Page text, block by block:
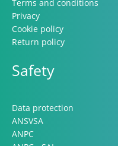
Terms and conditions
Privacy
Cookie policy
Return policy
Safety
Data protection
ANSVSA
ANPC